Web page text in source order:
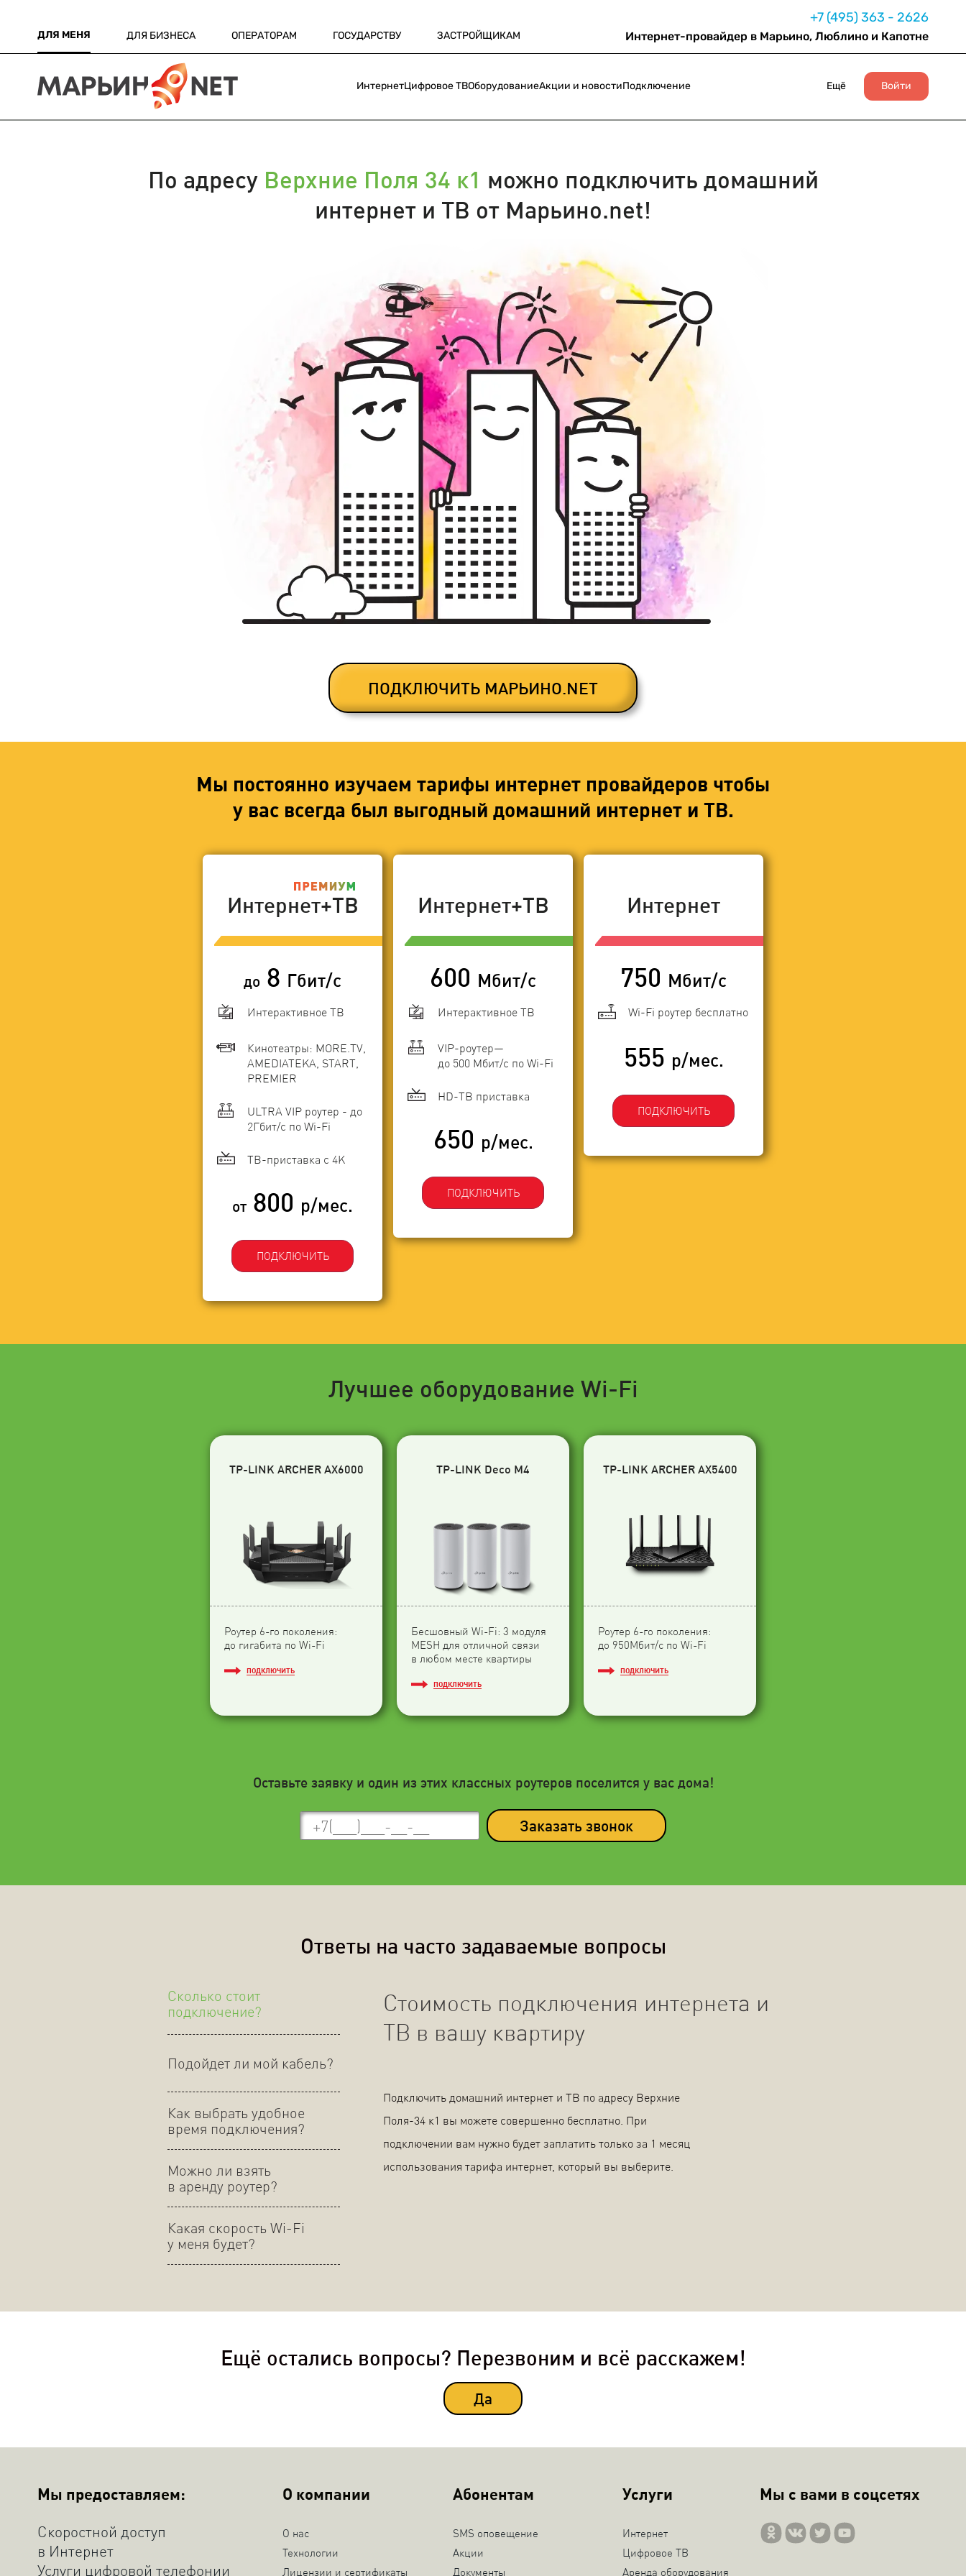
ДЛЯ МЕНЯ ДЛЯ БИЗНЕСА ОПЕРАТОРАМ ГОСУДАРСТВУ ЗАСТРОЙЩИКАМ
+7 (495) 363 - 2626
Интернет-провайдер в Марьино, Люблино и Капотне
ИнтернетЦифровое ТВОборудованиеАкции и новостиПодключение Ещё Войти
По адресу Верхние Поля 34 к1 можно подключить домашний
интернет и ТВ от Марьино.net!
ПОДКЛЮЧИТЬ МАРЬИНО.NET
Мы постоянно изучаем тарифы интернет провайдеров чтобы
у вас всегда был выгодный домашний интернет и ТВ.
Интернет+ТВ
до 8 Гбит/с
Интерактивное ТВ
Кинотеатры: MORE.TV,
AMEDIATEKA, START,
PREMIER
ULTRA VIP роутер - до
2Гбит/c по Wi-Fi
ТВ-приставка с 4K
от 800 р/мес.
ПОДКЛЮЧИТЬ
Интернет+ТВ
600 Мбит/с
Интерактивное ТВ
VIP-роутер—
до 500 Мбит/с по Wi-Fi
HD-ТВ приставка
650 р/мес.
ПОДКЛЮЧИТЬ
Интернет
750 Мбит/с
Wi-Fi роутер бесплатно
555 р/мес.
ПОДКЛЮЧИТЬ
Лучшее оборудование Wi-Fi
TP-LINK ARCHER AX6000
Роутер 6-го поколения:
до гигабита по Wi-Fi
ПОДКЛЮЧИТЬ
TP-LINK Deco M4
Бесшовный Wi-Fi: 3 модуля
МESH для отличной связи
в любом месте квартиры
ПОДКЛЮЧИТЬ
TP-LINK ARCHER AX5400
Роутер 6-го поколения:
до 950Мбит/с по Wi-Fi
ПОДКЛЮЧИТЬ
Оставьте заявку и один из этих классных роутеров поселится у вас дома!
Заказать звонок
Ответы на часто задаваемые вопросы
Сколько стоит
подключение?
Подойдет ли мой кабель?
Как выбрать удобное
время подключения?
Можно ли взять
в аренду роутер?
Какая скорость Wi-Fi
у меня будет?
Стоимость подключения интернета и
ТВ в вашу квартиру
Подключить домашний интернет и ТВ по адресу Верхние
Поля-34 к1 вы можете совершенно бесплатно. При
подключении вам нужно будет заплатить только за 1 месяц
использования тарифа интернет, который вы выберите.
Ещё остались вопросы? Перезвоним и всё расскажем!
Да
Мы предоставляем:
Скоростной доступ
в Интернет
Услуги цифровой телефонии
О компании
О нас
Технологии
Лицензии и сертификаты
Абонентам
SMS оповещение
Акции
Документы
Услуги
Интернет
Цифровое ТВ
Аренда оборудования
Мы с вами в соцсетях